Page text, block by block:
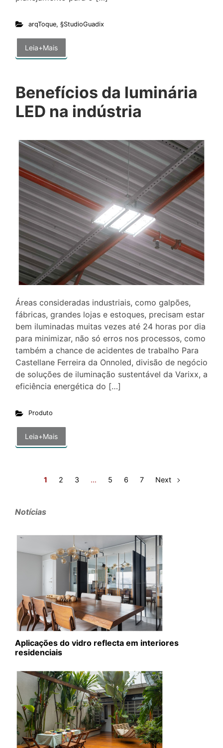
arqToque, §StudioGuadix
Leia+Mais
Benefícios da luminária
LED na indústria
Áreas consideradas industriais, como galpões,
fábricas, grandes lojas e estoques, precisam estar
bem iluminadas muitas vezes até 24 horas por dia
para minimizar, não só erros nos processos, como
também a chance de acidentes de trabalho Para
Castellane Ferreira da Onnoled, divisão de negócio
de soluções de iluminação sustentável da Varixx, a
eficiência energética do […]
Produto
Leia+Mais
1 2 3 … 5 6 7 Next
Notícias
Aplicações do vidro reflecta em interiores
residenciais